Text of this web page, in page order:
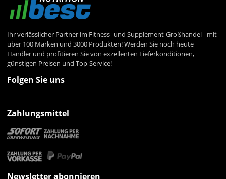
Ihr verlässlicher Partner im Fitness- und Supplement-Großhandel - mit
über 100 Marken und 3000 Produkten! Werden Sie noch heute
Händler und profitieren Sie von exzellenten Lieferkonditionen,
günstigen Preisen und Top-Service!
Folgen Sie uns
Zahlungsmittel
Newsletter abonnieren